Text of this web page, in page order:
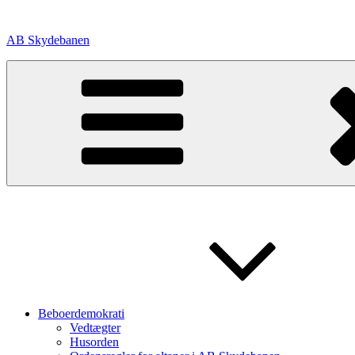
indhold
AB Skydebanen
Beboerdemokrati
Vedtægter
Husorden